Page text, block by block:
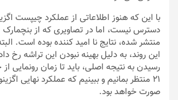
دسترس نیست، اما در تصاویری که از بنچمارک
منتشر شده، نتایج نا امید کننده بوده است.
این روند، به دلیل بهینه نبودن این تراشه رخ
رسیدن به نتیجه اصلی، باید تا زمان رونمایی
صورت خواهد بود.